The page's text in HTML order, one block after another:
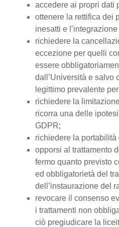
accedere ai propri dati
ottenere la rettifica dei
inesatti e
richiedere la
eccezione per quelli
essere
dall’Università e salvo
legittimo prevalente
richiedere la
ricorra una delle
GDPR;
richiedere la portabilità
opporsi al trattamento
fermo quanto previsto
ed obbligatorietà del
dell’instaurazione del
revocare il consenso
i trattamenti non
ciò pregiudicare la